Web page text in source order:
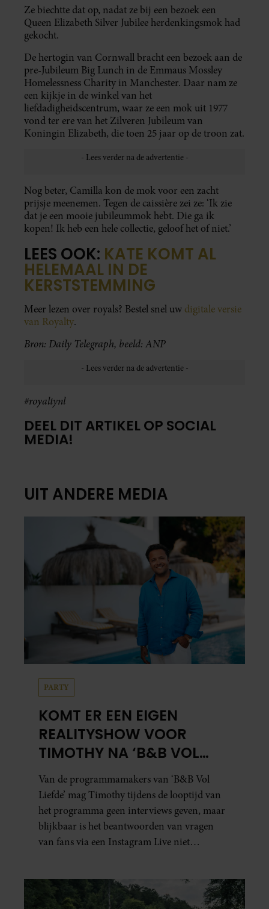
Ze biechtte dat op, nadat ze bij een bezoek een
Queen Elizabeth Silver Jubilee herdenkingsmok had
gekocht.
De hertogin van Cornwall bracht een bezoek aan de
pre-Jubileum Big Lunch in de Emmaus Mossley
Homelessness Charity in Manchester. Daar nam ze
een kijkje in de winkel van het
liefdadigheidscentrum, waar ze een mok uit 1977
vond ter ere van het Zilveren Jubileum van
Koningin Elizabeth, die toen 25 jaar op de troon zat.
Nog beter, Camilla kon de mok voor een zacht
prijsje meenemen. Tegen de caissière zei ze: ‘Ik zie
dat je een mooie jubileummok hebt. Die ga ik
kopen! Ik heb een hele collectie, geloof het of niet.’
LEES OOK: KATE KOMT AL
HELEMAAL IN DE
KERSTSTEMMING
Meer lezen over royals? Bestel snel uw digitale versie
van Royalty.
Bron: Daily Telegraph, beeld: ANP
#royaltynl
DEEL DIT ARTIKEL OP SOCIAL
MEDIA!
UIT ANDERE MEDIA
PARTY
KOMT ER EEN EIGEN
REALITYSHOW VOOR
TIMOTHY NA ‘B&B VOL
LIEFDE?’
Van de programmamakers van ‘B&B Vol
Liefde’ mag Timothy tijdens de looptijd van
het programma geen interviews geven, maar
blijkbaar is het beantwoorden van vragen
van fans via een Instagram Live niet